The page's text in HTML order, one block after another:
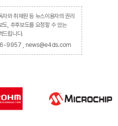
자와 취재원 등 뉴스이용자의 권리
도, 추후보도를 요청할 수 있는
드립니다.
9957 , news@e4ds.com